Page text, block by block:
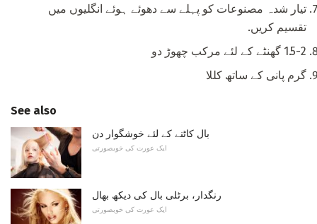
تیار شدہ مصنوعات کو پہلے سے دھوئے ہوئے انگلیوں میں
تقسیم کریں.
1.5-2 گھنٹے کے لئے مرکب چھوڑ دو
گرم پانی کے ساتھ کللا
See also
بال کاٹنے کے لئے خوشگوار دن
ایک عورت کی خوبصورتی
رنگدار، برٹلی بال کی دیکھ بھال
ایک عورت کی خوبصورتی